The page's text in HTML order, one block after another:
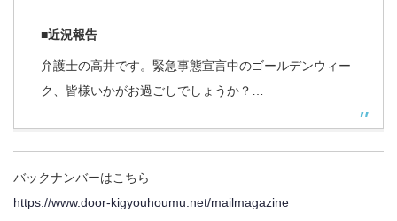
■近況報告
弁護士の高井です。緊急事態宣言中のゴールデンウィー
ク、皆様いかがお過ごしでしょうか？…
バックナンバーはこちら
https://www.door-kigyouhoumu.net/mailmagazine